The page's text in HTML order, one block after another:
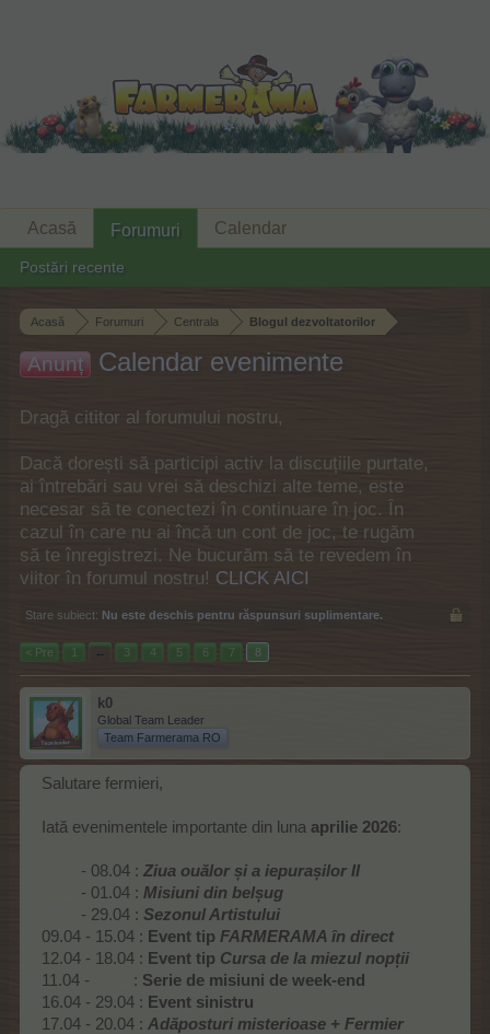
Acasă Forumuri Centrala Blogul dezvoltatorilor
Anunț Calendar evenimente
Dragă cititor al forumului nostru,
Dacă dorești să participi activ la discuțiile purtate,
ai întrebări sau vrei să deschizi alte teme, este
necesar să te conectezi în continuare în joc. În
cazul în care nu ai încă un cont de joc, te rugăm
să te înregistrezi. Ne bucurăm să te revedem în
viitor în forumul nostru! CLICK AICI
Stare subiect: Nu este deschis pentru răspunsuri suplimentare.
< Pre 1 ← 3 4 5 6 7 8
k0
Global Team Leader
Team Farmerama RO
Salutare fermieri,
Iată evenimentele importante din luna aprilie 2026:
- 08.04 : Ziua ouălor și a iepurașilor II
- 01.04 : Misiuni din belșug
- 29.04 : Sezonul Artistului
09.04 - 15.04 : Event tip FARMERAMA în direct
12.04 - 18.04 : Event tip Cursa de la miezul nopții
11.04 -
: Serie de misiuni de week-end
16.04 - 29.04 : Event sinistru
17.04 - 20.04 : Adăposturi misterioase + Fermier
Acasă Forumuri
Postări recente
Calendar